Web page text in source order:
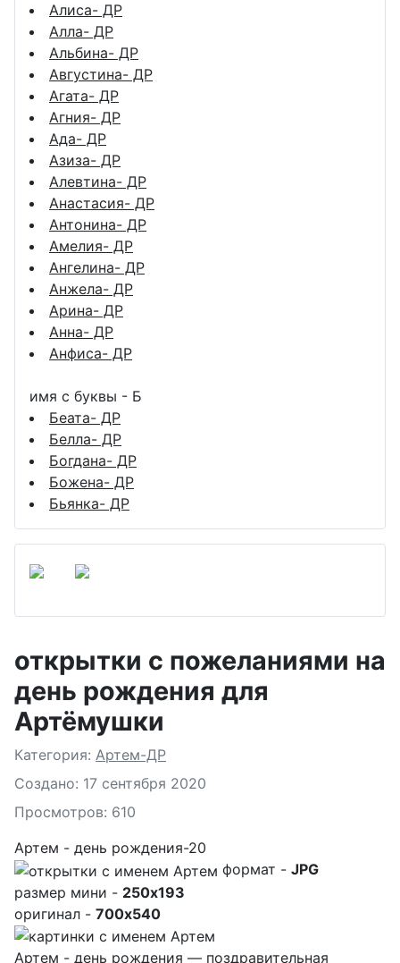
Алиса- ДР
Алла- ДР
Альбина- ДР
Августина- ДР
Агата- ДР
Агния- ДР
Ада- ДР
Азиза- ДР
Алевтина- ДР
Анастасия- ДР
Антонина- ДР
Амелия- ДР
Ангелина- ДР
Анжела- ДР
Арина- ДР
Анна- ДР
Анфиса- ДР
имя с буквы - Б
Беата- ДР
Белла- ДР
Богдана- ДР
Божена- ДР
Бьянка- ДР
открытки с пожеланиями на
день рождения для
Артёмушки
Подробности
Категория: Артем-ДР
Создано: 17 сентября 2020
Просмотров: 610
Артем - день рождения-20
формат - JPG
размер мини - 250x193
оригинал - 700x540
Артем - день рождения — поздравительная